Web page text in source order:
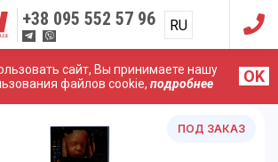
сайт, Вы принимаете нашу
файлов cookie, подробнее OK
+38 095 552 57 96 RU
UA
/GE Healthcare/GE Voluson
ПОД ЗАКАЗ